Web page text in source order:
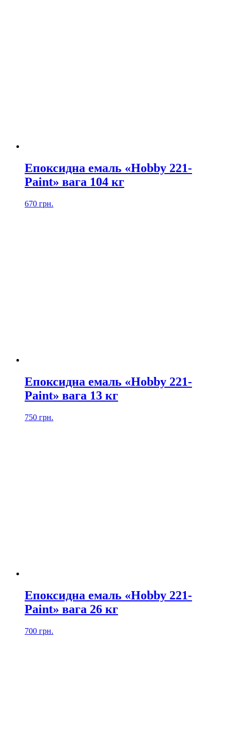
Епоксидна емаль «Hobby 221-
Paint» вага 104 кг
670 грн.
Епоксидна емаль «Hobby 221-
Paint» вага 13 кг
750 грн.
Епоксидна емаль «Hobby 221-
Paint» вага 26 кг
700 грн.